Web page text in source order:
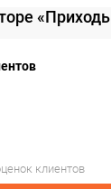
клиентов